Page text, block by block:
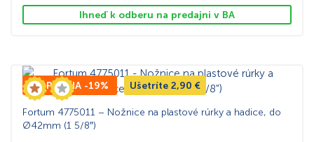
Ihneď k odberu na predajni v BA
TOP CENA -19% Ušetríte 2,90 €
Fortum 4775011 – Nožnice na plastové rúrky a hadice, do
Ø42mm (1 5/8″)